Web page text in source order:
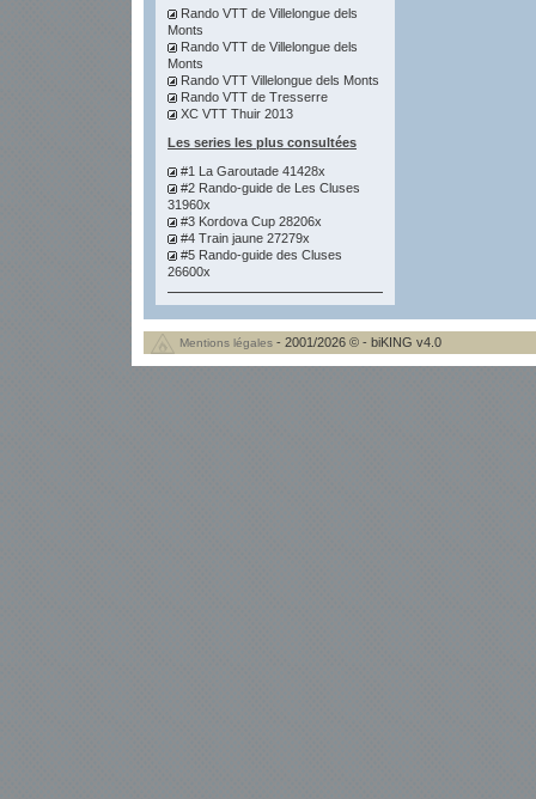
Rando VTT de Villelongue dels
Monts
Rando VTT de Villelongue dels
Monts
Rando VTT Villelongue dels Monts
Rando VTT de Tresserre
XC VTT Thuir 2013
Les series les plus consultées
#1 La Garoutade 41428x
#2 Rando-guide de Les Cluses
31960x
#3 Kordova Cup 28206x
#4 Train jaune 27279x
#5 Rando-guide des Cluses
26600x
Mentions légales - 2001/2026 © - biKING v4.0